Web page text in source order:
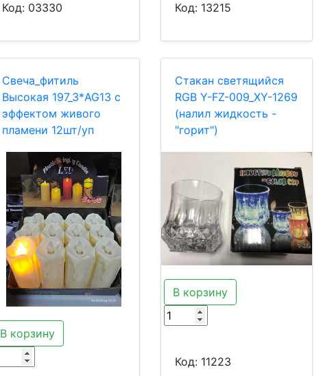
Код: 03330 Код: 13215
Свеча_фитиль
Высокая 197_3*AG13 с
эффектом живого
пламени 12шт/уп
В корзину
Стакан светящийся
RGB Y-FZ-009_XY-1269
(налил жидкость -
"горит")
В корзину
Код: 11223